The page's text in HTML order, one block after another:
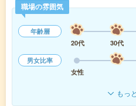
職場の雰囲気
年齢層
20代
30代
男女比率
女性
もっ